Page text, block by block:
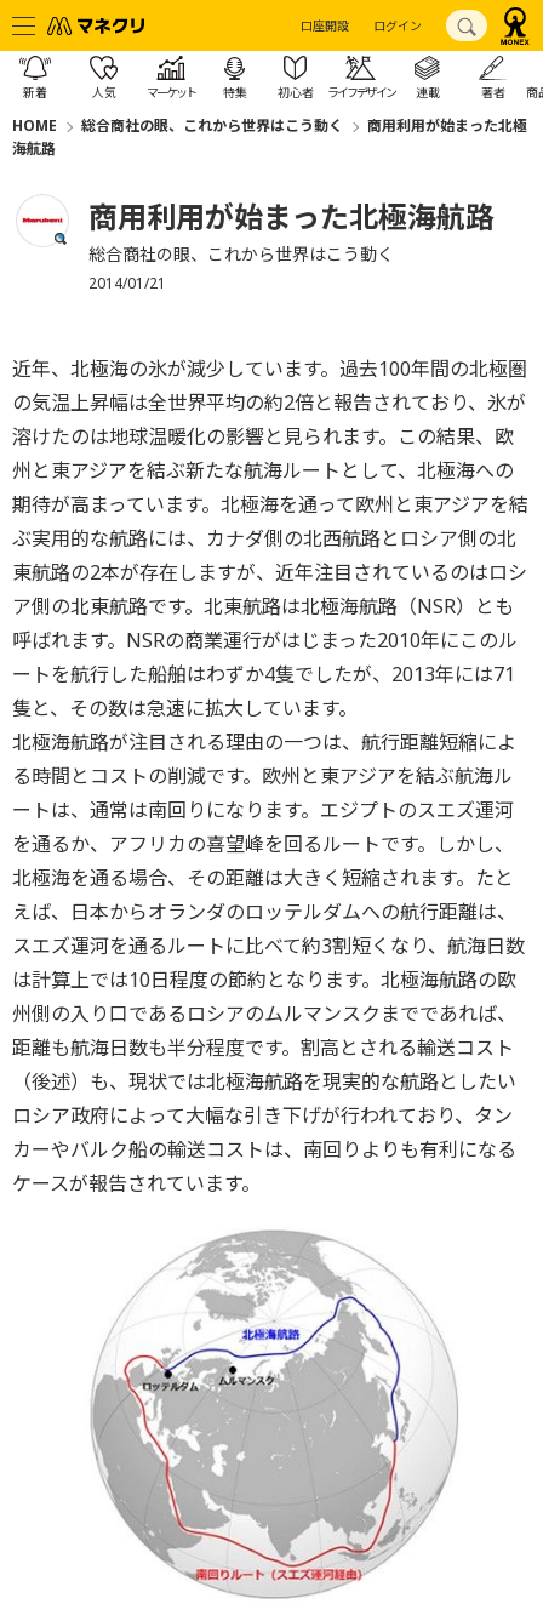
口座開設 ログイン
新着 人気 マーケット 特集 初心者 ライフデザイン 連載 著者 商
HOME 総合商社の眼、これから世界はこう動く
商用利用が始まった北極
海航路
商用利用が始まった北極海航路
総合商社の眼、これから世界はこう動く
2014/01/21
近年、北極海の氷が減少しています。過去100年間の北極圏
の気温上昇幅は全世界平均の約2倍と報告されており、氷が
溶けたのは地球温暖化の影響と見られます。この結果、欧
州と東アジアを結ぶ新たな航海ルートとして、北極海への
期待が高まっています。北極海を通って欧州と東アジアを結
ぶ実用的な航路には、カナダ側の北西航路とロシア側の北
東航路の2本が存在しますが、近年注目されているのはロシ
ア側の北東航路です。北東航路は北極海航路（NSR）とも
呼ばれます。NSRの商業運行がはじまった2010年にこのル
ートを航行した船舶はわずか4隻でしたが、2013年には71
隻と、その数は急速に拡大しています。
北極海航路が注目される理由の一つは、航行距離短縮によ
る時間とコストの削減です。欧州と東アジアを結ぶ航海ル
ートは、通常は南回りになります。エジプトのスエズ運河
を通るか、アフリカの喜望峰を回るルートです。しかし、
北極海を通る場合、その距離は大きく短縮されます。たと
えば、日本からオランダのロッテルダムへの航行距離は、
スエズ運河を通るルートに比べて約3割短くなり、航海日数
は計算上では10日程度の節約となります。北極海航路の欧
州側の入り口であるロシアのムルマンスクまでであれば、
距離も航海日数も半分程度です。割高とされる輸送コスト
（後述）も、現状では北極海航路を現実的な航路としたい
ロシア政府によって大幅な引き下げが行われており、タン
カーやバルク船の輸送コストは、南回りよりも有利になる
ケースが報告されています。